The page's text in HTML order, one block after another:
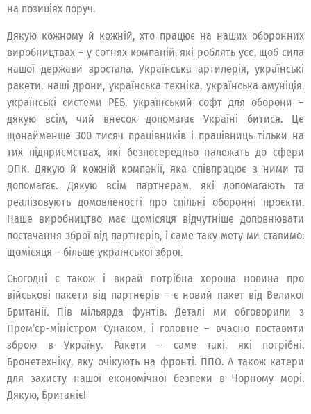
на позиціях поруч.
Дякую кожному й кожній, хто працює на наших оборонних
виробництвах – у сотнях компаній, які роблять усе, щоб сила
нашої держави зростала. Українська артилерія, українські
ракети, наші дрони, українська техніка, українська амуніція,
українські системи РЕБ, український софт для оборони –
дякую всім, чий внесок допомагає Україні битися. Це
щонайменше 300 тисяч працівників і працівниць тільки на
тих підприємствах, які безпосередньо належать до сфери
ОПК. Дякую й кожній компанії, яка співпрацює з ними та
допомагає. Дякую всім партнерам, які допомагають та
реалізовують домовленості про спільні оборонні проєкти.
Наше виробництво має щомісяця відчутніше доповнювати
постачання зброї від партнерів, і саме таку мету ми ставимо:
щомісяця – більше української зброї.
Сьогодні є також і вкрай потрібна хороша новина про
військові пакети від партнерів – є новий пакет від Великої
Британії. Пів мільярда фунтів. Деталі ми обговорили з
Прем’єр-міністром Сунаком, і головне – вчасно поставити
зброю в Україну. Ракети – саме такі, які потрібні.
Бронетехніку, яку очікують на фронті. ППО. А також катери
для захисту нашої економічної безпеки в Чорному морі.
Дякую, Британіє!